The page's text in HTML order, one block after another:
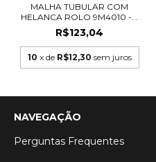
MALHA TUBULAR COM
HELANCA ROLO 9M4010 -...
R$123,04
10 x de R$12,30 sem juros
NAVEGAÇÃO
Perguntas Frequentes